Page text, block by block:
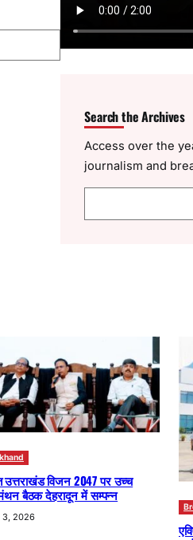
Search the Archives
Access over the
journalism and
e
उत्तराखंड विजन 2047 पर उच्च
बैठक देहरादून में सम्पन्न
3, 2026